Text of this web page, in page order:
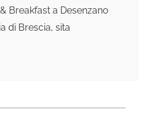
Breakfast a Desenzano
di Brescia, sita